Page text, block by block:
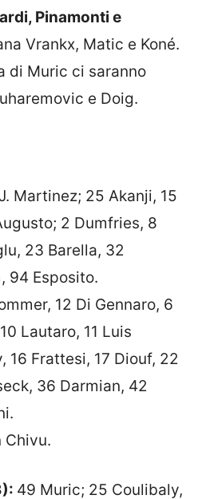
Pinamonti e
Vrankx, Matic e Koné.
di Muric ci saranno
e Doig.
Martinez; 25 Akanji, 15
2 Dumfries, 8
23 Barella, 32
94 Esposito.
12 Di Gennaro, 6
Lautaro, 11 Luis
16 Frattesi, 17 Diouf, 22
36 Darmian, 42
Chivu.
49 Muric; 25 Coulibaly,